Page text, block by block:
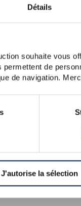
Détails
souhaite vous
de
de navigation.
J'autorise la sélection
Vertes classiques
élevées les autres
celle de la
indications de
en bouteille qui est
Diffusion (35cl.)
Limitada (35cl.)